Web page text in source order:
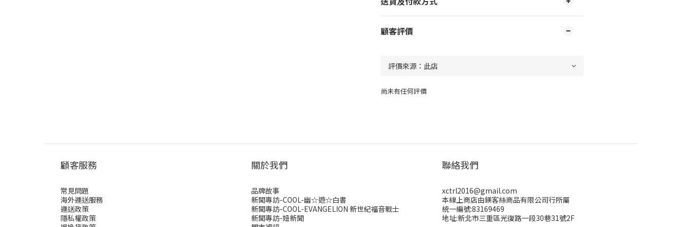
顧客評價
尚未有任何評價
顧客服務
常見問題
海外運送服務
運送政策
隱私權政策
關於我們
品牌故事
新聞專訪-COOL-幽☆遊☆白書
新聞專訪-COOL-EVANGELION 新世紀福音戰士
新聞專訪-妞新聞
聯絡我們
xctrl2016@gmail.com
本線上商店由鎂客絲商品有限公司行所屬
統一編號:83169469
地址:新北市三重區光復路一段30巷31號2F